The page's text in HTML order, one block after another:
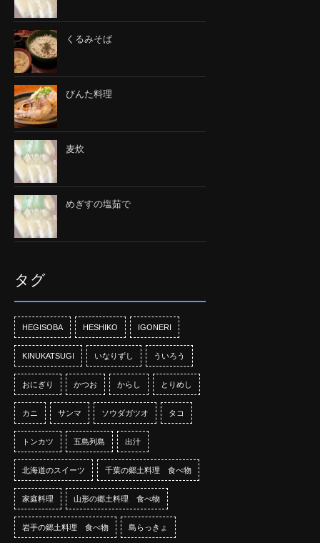
くるみそば
びんた料理
麦炊
めぎすの塩茹で
タグ
HEGISOBA HESHIKO IGONERI
KINUKATSUGI いなりずし ういろう
おにぎり かつお からし とりめし
カニ サンマ ソウダガツオ タコ
トンカツ 五島列島 出汁
北海道のスイーツ 千葉の郷土料理 食べ物
家庭料理 山形の郷土料理 食べ物
岩手の郷土料理 食べ物 島らっきょ